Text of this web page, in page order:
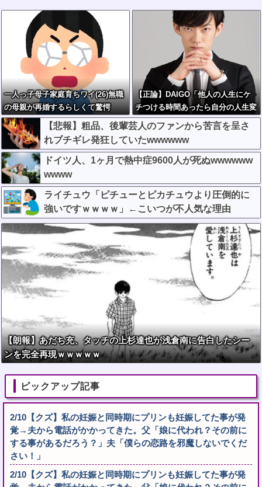
一人っ子母子家庭育ちワイ(26)無職
の母親が再婚するらしくて驚愕
【正論】DAIGO「他人の人生にケ
チつける時間あったら自分の人生変
えるために使え。お前らの人生が終
わってることは変わらんぞ」
【悲報】粗品、後輩芸人のファンから苦言を呈さ
れブチギレ発狂していたwwwwww
ドイツ人、1ヶ月で熱中症9600人が死ぬwwwwww
wwww
ライチュウ「ピチューとピカチュウより圧倒的に
強いですｗｗｗｗ」←こいつが不人気な理由
【朗報】あだち充、タッチの上杉達也が浅倉南に告白したシー
ンを完全再現ｗｗｗｗｗ
ピックアップ記事
2/10【クズ】私の妊娠と同時期にプリンも妊娠してた事が発
覚→夫から電話がかかってきた。父「娘に代われ？その前に
する事があるだろう？」夫「僕らの恋路を邪魔しないでくだ
さい！」
2/10【クズ】私の妊娠と同時期にプリンも妊娠してた事が発